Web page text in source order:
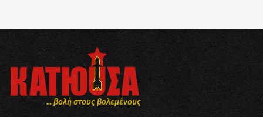
... βολή στους βολεμένους